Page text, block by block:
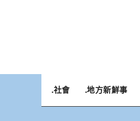
.社會 .地方新鮮事